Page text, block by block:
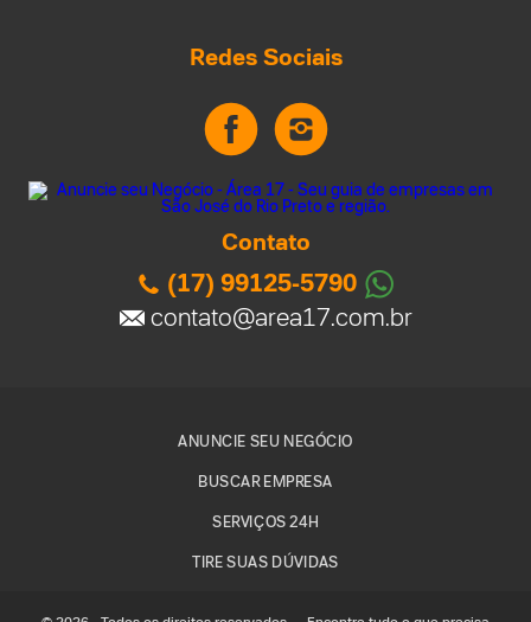
Redes Sociais
Contato
(17) 99125-5790
contato@area17.com.br
ANUNCIE SEU NEGÓCIO
BUSCAR EMPRESA
SERVIÇOS 24H
TIRE SUAS DÚVIDAS